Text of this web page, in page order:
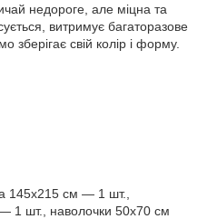
недороге, але міцна та
витримує багаторазове
зберігає свій колір і форму.
145х215 см — 1 шт.,
1 шт., наволочки 50х70 см